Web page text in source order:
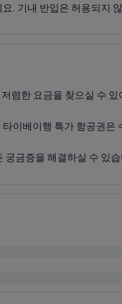
. 기내 반입은 허용되지
렴한 요금을 찾으실 수
이베이행 특가 항공권은
금증을 해결하실 수 있